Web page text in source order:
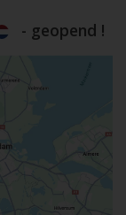
- geopend !